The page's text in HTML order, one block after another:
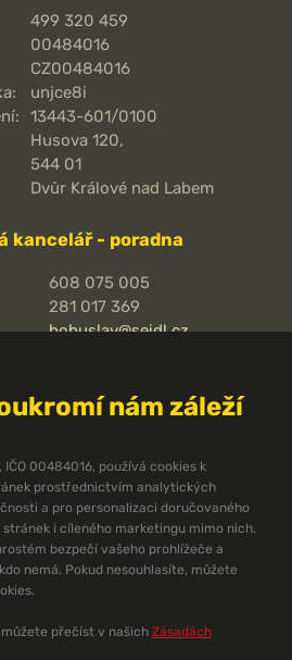
499 320 459
00484016
CZ00484016
unjce8i
13443-601/0100
Husova 120,
544 01
Dvůr Králové nad Labem
kancelář - poradna
608 075 005
281 017 369
bohuslav@seidl.cz
Praha 15 - Hostivař
ochraně
směrnice
normy ČSN
zpravodaj
ke stažení
pro projektanty
požární ochrany
PBZ
nám záleží
IČO 00484016, používá cookies k
prostřednictvím analytických
a pro personalizaci doručovaného
i cíleného marketingu mimo nich.
bezpečí vašeho prohlížeče a
nemá. Pokud nesouhlasíte, můžete
přečíst v našich Zásadách